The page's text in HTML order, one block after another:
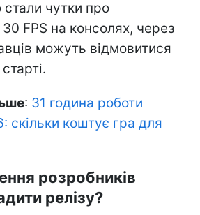
чутки про
FPS на консолях, через
можуть відмовитися
: 31 година роботи
скільки коштує гра для
розробників
релізу?